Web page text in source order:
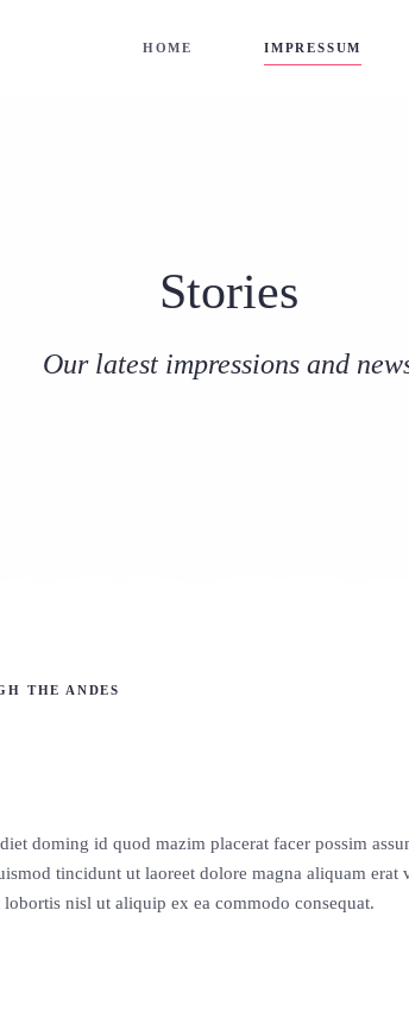
HOME IMPRESSUM
Stories
Our latest impressions and
THE ANDES
doming id quod mazim placerat facer possim
tincidunt ut laoreet dolore magna aliquam erat
nisl ut aliquip ex ea commodo consequat.